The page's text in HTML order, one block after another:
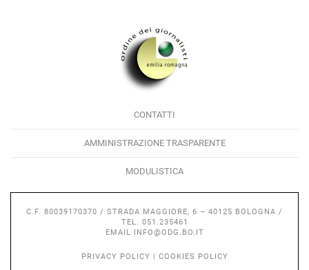
CONTATTI
AMMINISTRAZIONE TRASPARENTE
MODULISTICA
C.F. 80039170370 / STRADA MAGGIORE, 6 – 40125 BOLOGNA /
TEL. 051.235461
EMAIL
INFO@ODG.BO.IT
PRIVACY POLICY COOKIES POLICY